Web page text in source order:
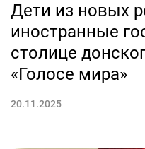
Дети из новых
иностранные
столице
«Голосе мира»
20.11.2025